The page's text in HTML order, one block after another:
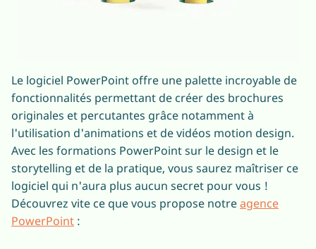
Le logiciel PowerPoint offre une palette incroyable de
fonctionnalités permettant de créer des brochures
originales et percutantes grâce notamment à
l'utilisation d'animations et de vidéos motion design.
Avec les formations PowerPoint sur le design et le
storytelling et de la pratique, vous saurez maîtriser ce
logiciel qui n'aura plus aucun secret pour vous !
Découvrez vite ce que vous propose notreagence
PowerPoint :